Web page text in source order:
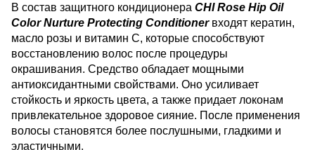
В состав защитного кондиционера CHI Rose Hip Oil
Color Nurture Protecting Conditionerвходят кератин,
масло розы и витамин С, которые способствуют
восстановлению волос после процедуры
окрашивания. Средство обладает мощными
антиоксидантными свойствами. Оно усиливает
стойкость и яркость цвета, а также придает локонам
привлекательное здоровое сияние. После применения
волосы становятся более послушными, гладкими и
эластичными.